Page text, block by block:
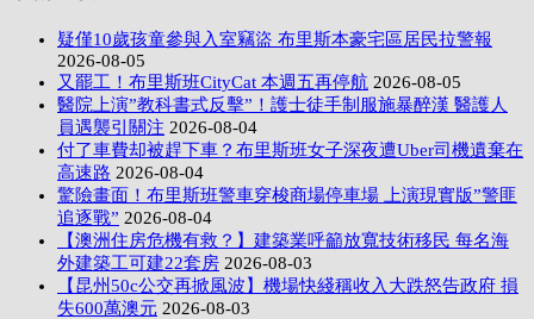
疑僅10歲孩童參與入室竊盜 布里斯本豪宅區居民拉警報
2026-08-05
又罷工！布里斯班CityCat 本週五再停航 2026-08-05
醫院上演”教科書式反擊”！護士徒手制服施暴醉漢 醫護人
員遇襲引關注 2026-08-04
付了車費却被趕下車？布里斯班女子深夜遭Uber司機遺棄在
高速路 2026-08-04
驚險畫面！布里斯班警車穿梭商場停車場 上演現實版”警匪
追逐戰” 2026-08-04
【澳洲住房危機有救？】建築業呼籲放寬技術移民 每名海
外建築工可建22套房 2026-08-03
【昆州50c公交再掀風波】機場快綫稱收入大跌怒告政府 損
失600萬澳元 2026-08-03